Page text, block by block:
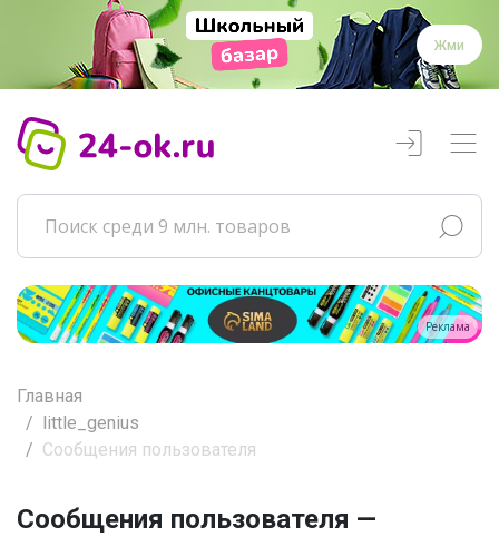
Жми
Реклама
Главная
little_genius
Сообщения пользователя
Сообщения пользователя —